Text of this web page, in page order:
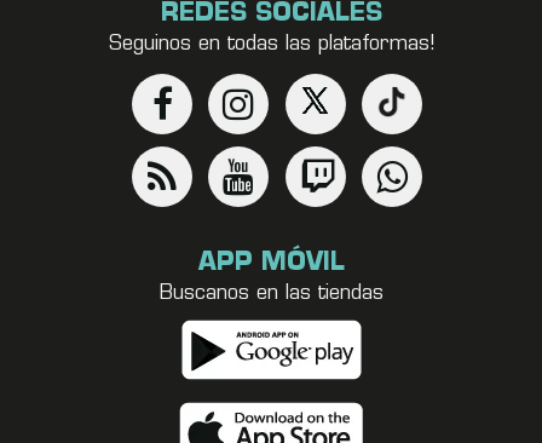
REDES SOCIALES
Seguinos en todas las plataformas!
APP MÓVIL
Buscanos en las tiendas